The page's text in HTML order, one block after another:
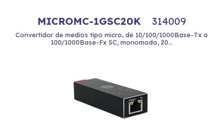
MICROMC-1GSC20K 314009
Convertidor de medios tipo micro, de 10/100/1000Base-Tx a
100/1000Base-Fx SC, monomodo, 20...